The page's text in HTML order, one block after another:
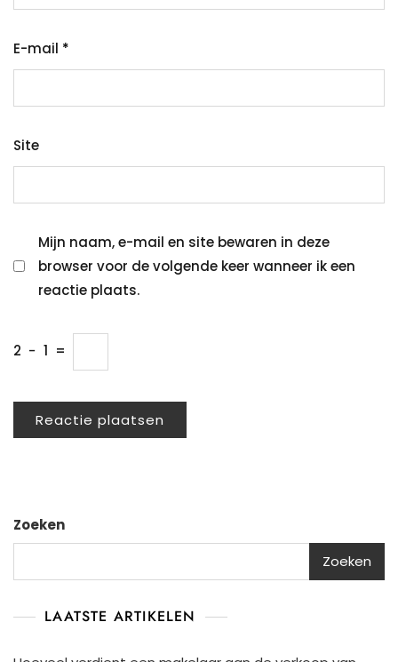
E-mail *
Site
Mijn naam, e-mail en site bewaren in deze
browser voor de volgende keer wanneer ik een
reactie plaats.
2 − 1 =
Zoeken
Zoeken
LAATSTE ARTIKELEN